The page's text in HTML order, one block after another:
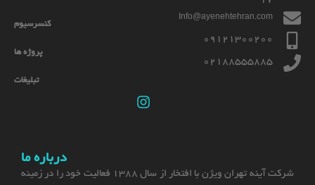
کنسرسیوم
پروژه ها
تبلیغات
Info@ayenehtehran.com
09121300200
02188555885
درباره ما
شرکت آینه تهران ویژن با افتخار از سال 1388 فعالیت خود را در زمینه